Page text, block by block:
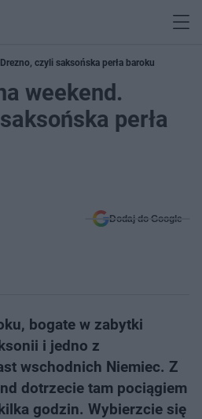
czyli saksońska perła baroku
weekend.
perła
Dodaj do Google
bogate w zabytki
i jedno z
wschodnich Niemiec. Z
dotrzecie tam pociągiem
godzin. Wybierzcie się